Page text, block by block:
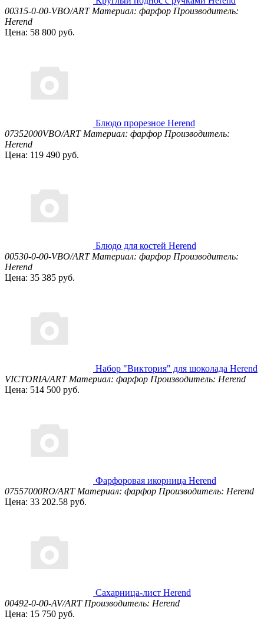
00315-0-00-VBO/ART Материал: фарфор Производитель:
Herend
Цена: 58 800 руб.
Блюдо прорезное Herend
07352000VBO/ART Материал: фарфор Производитель:
Herend
Цена: 119 490 руб.
Блюдо для костей Herend
00530-0-00-VBO/ART Материал: фарфор Производитель:
Herend
Цена: 35 385 руб.
Набор "Виктория" для шоколада Herend
VICTORIA/ART Материал: фарфор Производитель: Herend
Цена: 514 500 руб.
Фарфоровая икорница Herend
07557000RO/ART Материал: фарфор Производитель: Herend
Цена: 33 202.58 руб.
Сахарница-лист Herend
00492-0-00-AV/ART Производитель: Herend
Цена: 15 750 руб.